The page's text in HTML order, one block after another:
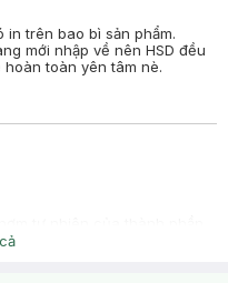
in trên bao bì sản phẩm.
mới nhập về nên HSD đều
toàn yên tâm nè.